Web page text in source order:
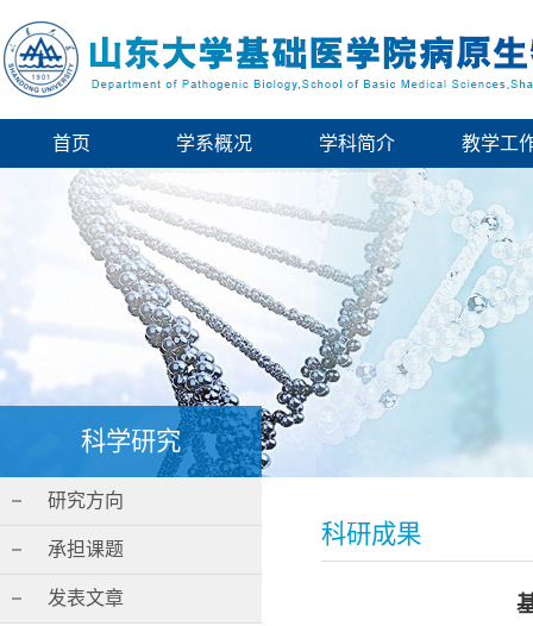
首页 学系概况 学科简介 教学工
科学研究
研究方向
承担课题
发表文章
科研成果